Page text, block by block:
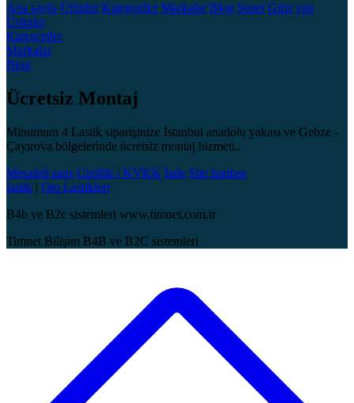
Ana sayfa Ürünler Kategoriler Markalar Blog Sepet Giriş yap
Ürünler
Kategoriler
Markalar
Blog
Ücretsiz Montaj
Minumum 4 Lastik siparişinize İstanbul anadolu yakası ve Gebze -
Çayırova bölgelerinde ücretsiz montaj hizmeti..
Mesafeli satış Gizlilik / KVKK İade Site haritası
lastik | Oto Lastikleri
B4b ve B2c sistemleri www.timnet.com.tr
Timnet Bilişim B4B ve B2C sistemleri